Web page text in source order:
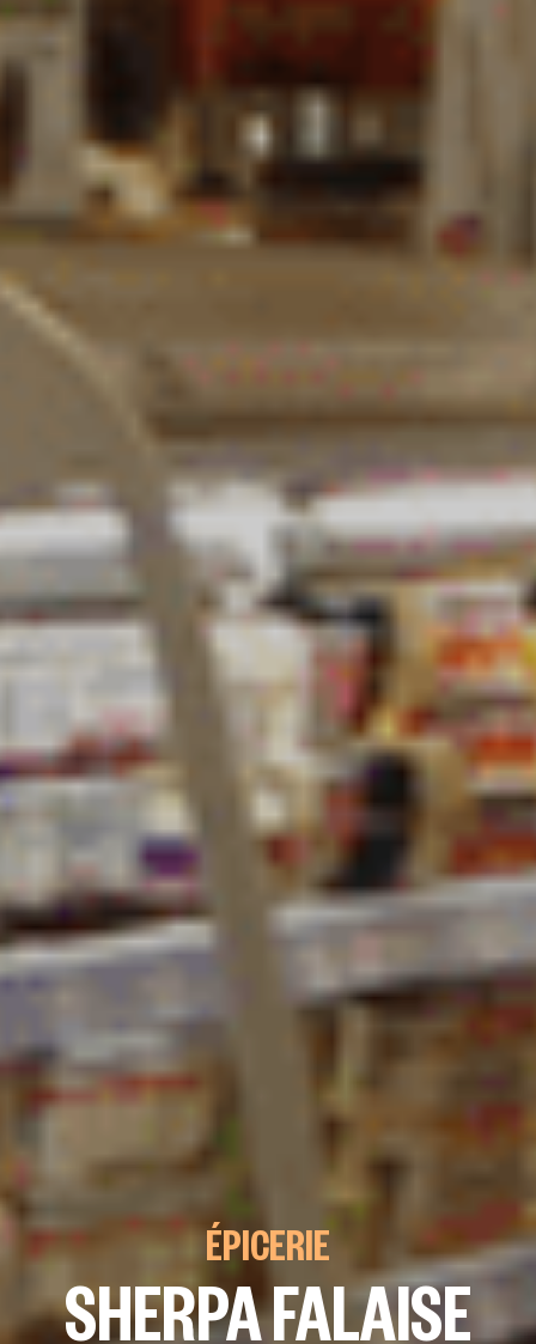
ÉPICERIE
SHERPA FALAISE